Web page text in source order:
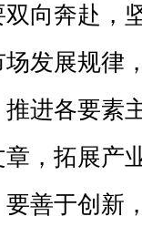
向奔赴，
发展规律
进各要素
，拓展产
善于创新